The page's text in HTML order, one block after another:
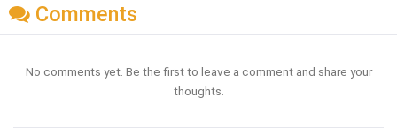
Comments
No comments yet. Be the first to leave a comment and share your
thoughts.